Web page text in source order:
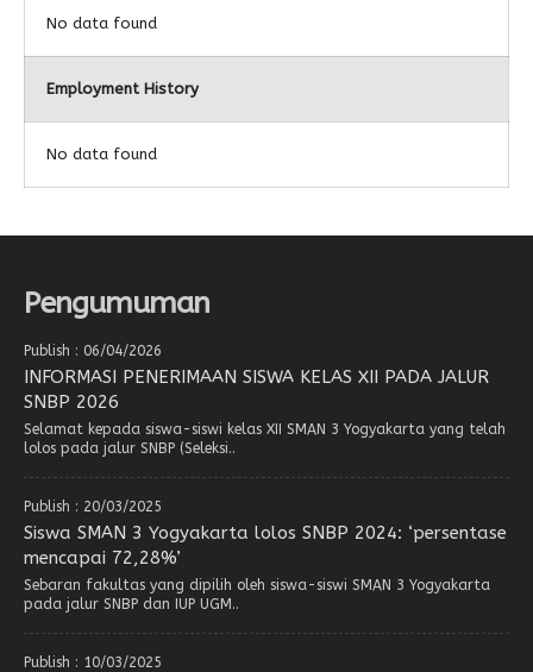
No data found
Employment History
No data found
Pengumuman
Publish : 06/04/2026
INFORMASI PENERIMAAN SISWA KELAS XII PADA JALUR
SNBP 2026
Selamat kepada siswa-siswi kelas XII SMAN 3 Yogyakarta yang telah
lolos pada jalur SNBP (Seleksi..
Publish : 20/03/2025
Siswa SMAN 3 Yogyakarta lolos SNBP 2024: ‘persentase
mencapai 72,28%’
Sebaran fakultas yang dipilih oleh siswa-siswi SMAN 3 Yogyakarta
pada jalur SNBP dan IUP UGM..
Publish : 10/03/2025